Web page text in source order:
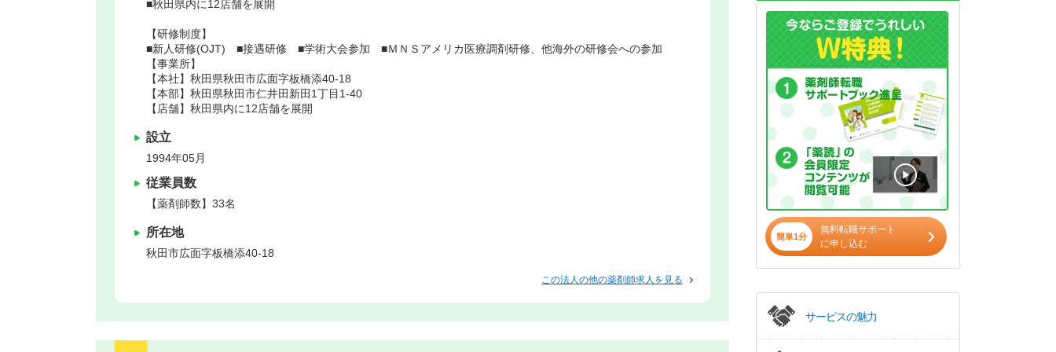
■秋田県内に12店舗を展開
【研修制度】
■新人研修(OJT) ■接遇研修 ■学術大会参加 ■ＭＮＳアメリカ医療調剤研修、他海外の研修会への参加
【事業所】
【本社】秋田県秋田市広面字板橋添40-18
【本部】秋田県秋田市仁井田新田1丁目1-40
【店舗】秋田県内に12店舗を展開
設立
1994年05月
従業員数
【薬剤師数】33名
所在地
秋田市広面字板橋添40-18
この法人の他の薬剤師求人を見る
簡単1分
無料転職サポート
に申し込む
サービスの魅力